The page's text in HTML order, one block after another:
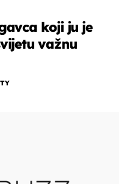
koji ju je
važnu